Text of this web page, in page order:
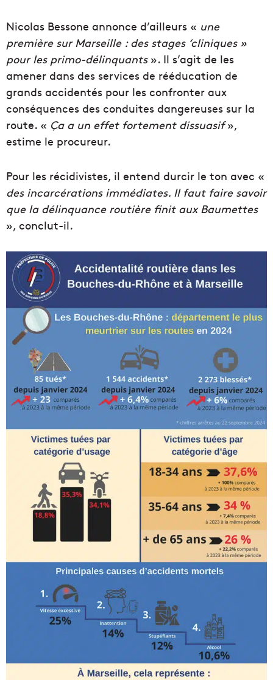
Nicolas Bessone annonce d’ailleurs « une
première sur Marseille : des stages ‘cliniques »
pour les primo-délinquants». Il s’agit de les
amener dans des services de rééducation de
grands accidentés pour les confronter aux
conséquences des conduites dangereuses sur la
route. « Ça a un effet fortement dissuasif»,
estime le procureur.
Pour les récidivistes, il entend durcir le ton avec «
des incarcérations immédiates. Il faut faire savoir
que la délinquance routière finit aux Baumettes
», conclut-il.